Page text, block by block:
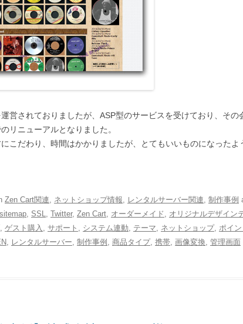
営されておりましたが、ASP型のサービスを受けており、その
リニューアルとなりました。
こだわり、時間はかかりましたが、とてもいいものになったよ
Zen Cart関連, ネットショップ情報, レンタルサーバー関連, 制作事例
sitemap, SSL, Twitter, Zen Cart, オーダーメイド , オリジナルデザイン
, ゲスト購入 , サポート , システム連動, テーマ, ネットショップ, ポイン
, レンタルサーバー, 制作事例 , 商品タイプ, 携帯, 画像変換, 管理画面